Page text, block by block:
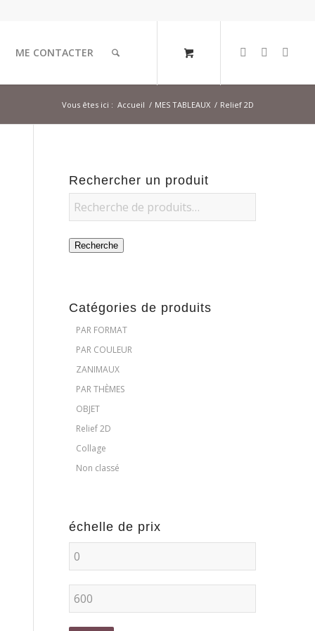
ME CONTACTER
Vous êtes ici : Accueil / MES TABLEAUX / Relief 2D
Rechercher un produit
Recherche
Catégories de produits
PAR FORMAT
PAR COULEUR
ZANIMAUX
PAR THÈMES
OBJET
Relief 2D
Collage
Non classé
échelle de prix